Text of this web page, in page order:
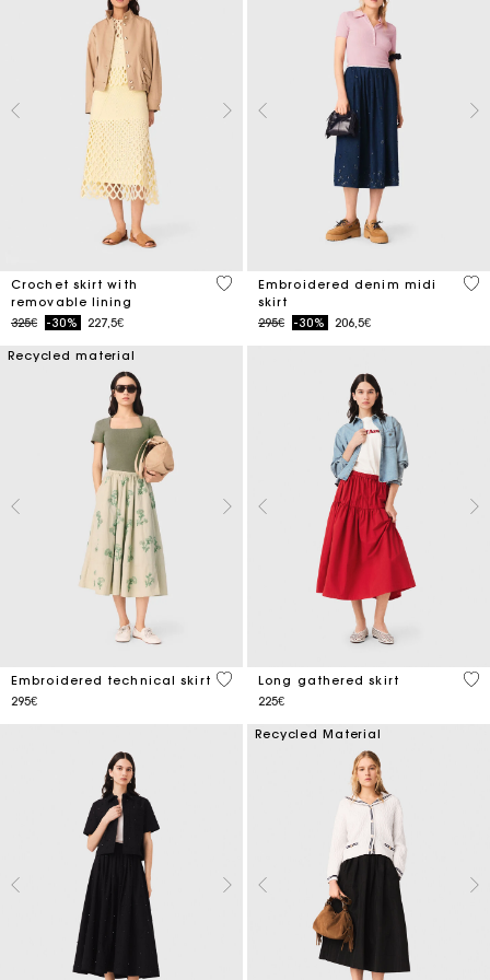
Crochet skirt with
removable lining
Price reduced from
325€to-30% 227,5€
5 out of 5 Customer Rating
Embroidered denim midi
skirt
Price reduced from
295€to-30% 206,5€
3.4
Recycled material
Embroidered technical skirt
295€
3.1 out of 5 Customer Rating
Long gathered skirt
225€
5
Recycled Material